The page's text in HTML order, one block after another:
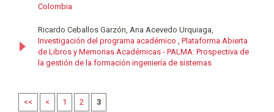
Colombia
Ricardo Ceballos Garzón, Ana Acevedo Urquiaga,
Investigación del programa académico , Plataforma Abierta
de Libros y Memorias Académicas - PALMA: Prospectiva de
la gestión de la formación ingeniería de sistemas
<< < 1 2 3